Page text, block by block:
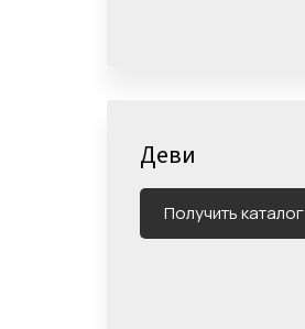
Деви
Получить каталог